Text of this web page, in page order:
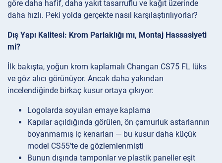
göre daha hafif, daha yakıt tasarruflu ve kağıt üzerinde
daha hızlı. Peki yolda gerçekte nasıl karşılaştırılıyorlar?
Dış Yapı Kalitesi: Krom Parlaklığı mı, Montaj Hassasiyeti
mi?
İlk bakışta, yoğun krom kaplamalı Changan CS75 FL lüks
ve göz alıcı görünüyor. Ancak daha yakından
incelendiğinde birkaç kusur ortaya çıkıyor:
Logolarda soyulan emaye kaplama
Kapılar açıldığında görülen, ön çamurluk astarlarının
boyanmamış iç kenarları — bu kusur daha küçük
model CS55’te de gözlemlenmişti
Bunun dışında tamponlar ve plastik paneller eşit